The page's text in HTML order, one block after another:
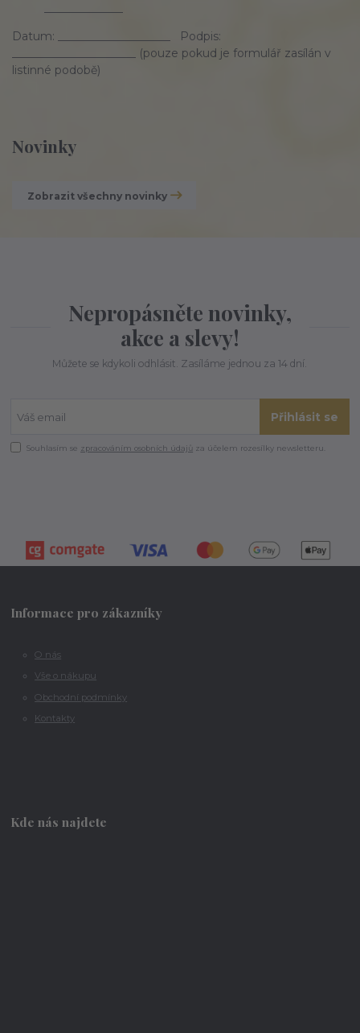
Novinky
Zobrazit všechny novinky
Datum: ____________________ Podpis:
______________________ (pouze pokud je formulář zasílán v
listinné podobě)
Nepropásněte novinky,
akce a slevy!
Můžete se kdykoli odhlásit. Zasíláme jednou za 14 dní.
Přihlásit se
Souhlasím se zpracováním osobních údajů za účelem rozesílky newsletteru.
Informace pro zákazníky
O nás
Vše o nákupu
Obchodní podmínky
Kontakty
Kde nás najdete